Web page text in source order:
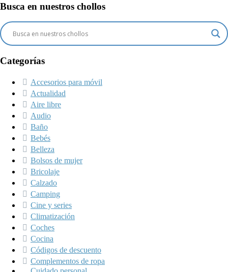
Busca en nuestros chollos
Categorías
Accesorios para móvil
Actualidad
Aire libre
Audio
Baño
Bebés
Belleza
Bolsos de mujer
Bricolaje
Calzado
Camping
Cine y series
Climatización
Coches
Cocina
Códigos de descuento
Complementos de ropa